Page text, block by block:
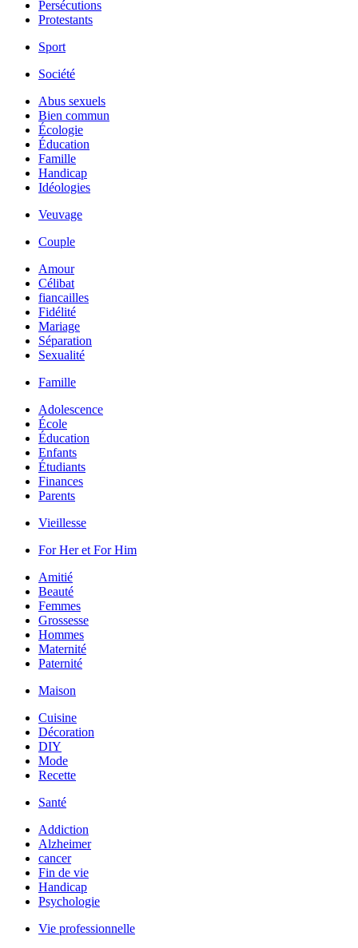
Persécutions
Protestants
Sport
Société
Abus sexuels
Bien commun
Écologie
Éducation
Famille
Handicap
Idéologies
Veuvage
Couple
Amour
Célibat
fiancailles
Fidélité
Mariage
Séparation
Sexualité
Famille
Adolescence
École
Éducation
Enfants
Étudiants
Finances
Parents
Vieillesse
For Her et For Him
Amitié
Beauté
Femmes
Grossesse
Hommes
Maternité
Paternité
Maison
Cuisine
Décoration
DIY
Mode
Recette
Santé
Addiction
Alzheimer
cancer
Fin de vie
Handicap
Psychologie
Vie professionnelle